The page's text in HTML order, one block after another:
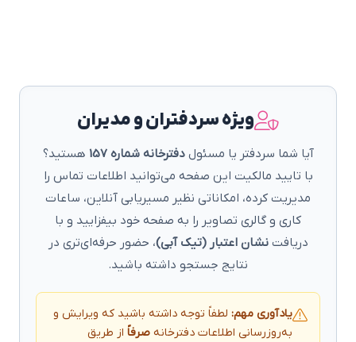
ویژه سردفتران و مدیران
آیا شما سردفتر یا مسئولدفترخانه شماره 157
هستید؟
با تایید مالکیت این صفحه می‌توانید اطلاعات تماس را
مدیریت کرده، امکاناتی نظیر مسیریابی آنلاین، ساعات
کاری و گالری تصاویر را به صفحه خود بیفزایید و با
دریافتنشان اعتبار (تیک آبی)، حضور حرفه‌ای‌تری در
نتایج جستجو داشته باشید.
یادآوری مهم: لطفاً توجه داشته باشید که ویرایش و
به‌روزرسانی اطلاعات دفترخانه صرفاً از طریق